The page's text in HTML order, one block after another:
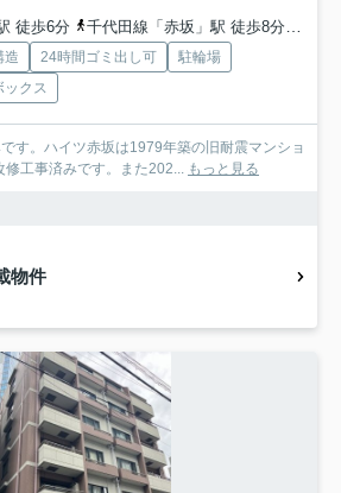
徒歩6分
千代田線「赤坂」駅 徒歩8分
造 24時間ゴミ出し可
駐輪場
ックス
す。ハイツ赤坂は1979年築の旧耐震マンショ
工事済みです。また202... もっと見る
物件